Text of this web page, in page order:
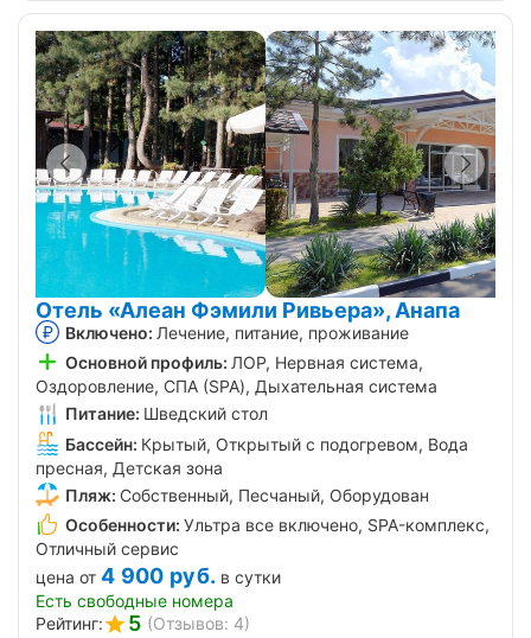
Отель «Алеан Фэмили Ривьера», Анапа
Включено: Лечение, питание, проживание
Основной профиль: ЛОР, Нервная система,
Оздоровление, СПА (SPA), Дыхательная система
Питание: Шведский стол
Бассейн: Крытый, Открытый с подогревом, Вода
пресная, Детская зона
Пляж: Собственный, Песчаный, Оборудован
Особенности: Ультра все включено, SPA-комплекс,
Отличный сервис
цена от 4 900 руб. в сутки
Есть свободные номера
Рейтинг:
5 (Отзывов: 4)